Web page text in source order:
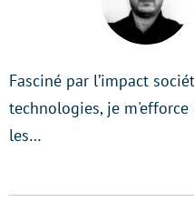
Fasciné par l’impact
technologies, je m'efforce
les…